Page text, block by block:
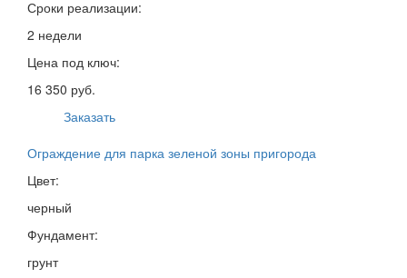
Сроки реализации:
2 недели
Цена под ключ:
16 350 руб.
Заказать
Ограждение для парка зеленой зоны пригорода
Цвет:
черный
Фундамент:
грунт